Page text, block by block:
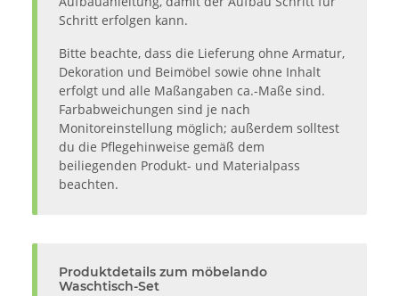
Schritt erfolgen kann.
Bitte beachte, dass die Lieferung ohne Armatur,
Dekoration und Beimöbel sowie ohne Inhalt
erfolgt und alle Maßangaben ca.-Maße sind.
Farbabweichungen sind je nach
Monitoreinstellung möglich; außerdem solltest
du die Pflegehinweise gemäß dem
beiliegenden Produkt- und Materialpass
beachten.
Produktdetails zum möbelando
Waschtisch-Set